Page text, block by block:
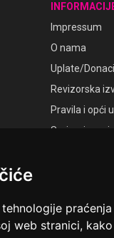
web stranici,
Impressum
O nama
Uplate/
Revizorska
Pravila i opći
Smjernice